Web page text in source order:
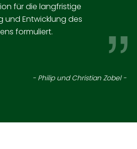
für die langfristige
und Entwicklung des
formuliert.
- Philip und Christian Zobel -